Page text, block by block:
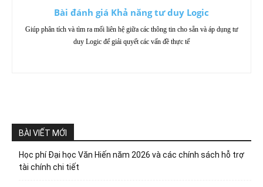
Bài đánh giá Khả năng tư duy Logic
Giúp phân tích và tìm ra mối liên hệ giữa các thông tin cho sẵn và áp dụng tư
duy Logic để giải quyết các vấn đề thực tế
BÀI VIẾT MỚI
Học phí Đại học Văn Hiến năm 2026 và các chính sách hỗ trợ
tài chính chi tiết